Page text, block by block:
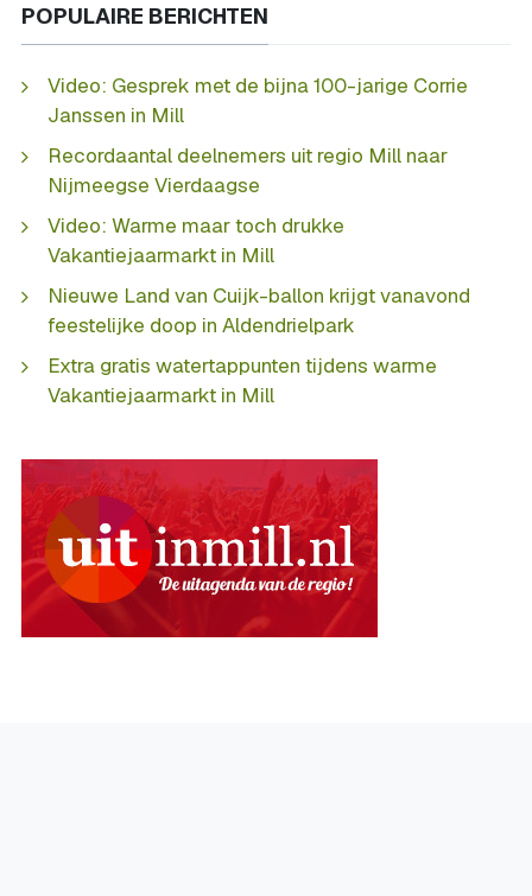
POPULAIRE BERICHTEN
Video: Gesprek met de bijna 100-jarige Corrie
Janssen in Mill
Recordaantal deelnemers uit regio Mill naar
Nijmeegse Vierdaagse
Video: Warme maar toch drukke
Vakantiejaarmarkt in Mill
Nieuwe Land van Cuijk-ballon krijgt vanavond
feestelijke doop in Aldendrielpark
Extra gratis watertappunten tijdens warme
Vakantiejaarmarkt in Mill